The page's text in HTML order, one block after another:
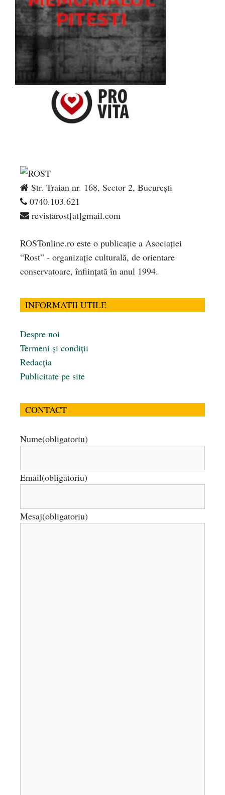
Str. Traian nr. 168, Sector 2, București
0740.103.621
revistarost[at]gmail.com
ROSTonline.ro este o publicaţie a Asociaţiei
“Rost” - organizaţie culturală, de orientare
conservatoare, înfiinţată în anul 1994.
INFORMATII UTILE
Despre noi
Termeni și condiții
Redacția
Publicitate pe site
CONTACT
Nume(obligatoriu)
Email(obligatoriu)
Mesaj(obligatoriu)